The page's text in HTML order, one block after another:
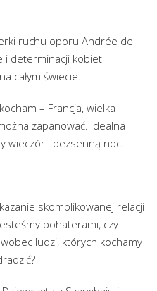
ruchu oporu Andrée de
i determinacji kobiet
całym świecie.
– Francja, wielka
zapanować. Idealna
wieczór i bezsenną noc.
skomplikowanej relacji
bohaterami, czy
ludzi, których kochamy